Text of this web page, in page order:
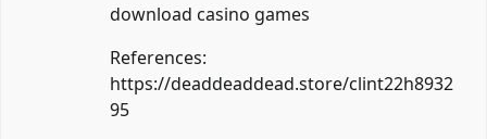
download casino games
References:
https://deaddeaddead.store/clint22h8932
95